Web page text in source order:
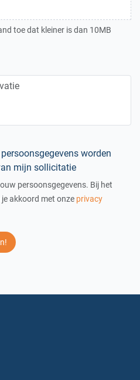
toe dat kleiner is dan 10MB
worden
mijn sollicitatie
persoonsgegevens. Bij het
akkoord met onze privacy